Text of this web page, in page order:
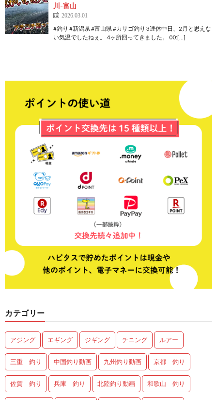
川-富山
2026.03.01
#釣り #新潟県 #富山県 #カサゴ釣り 3連休中日、2月と思えな
い気温でしたねぇ。 4ヶ所回ってきました。 00:[…]
カテゴリー
アジング エギング ジギング チニング ルアー
三重 釣り 中国釣り動画 九州釣り動画 京都 釣り
佐賀 釣り 兵庫 釣り 北陸釣り動画 和歌山 釣り